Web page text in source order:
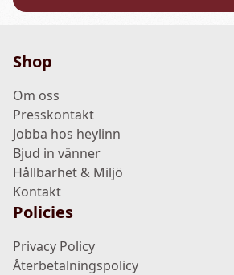
Shop
Om oss
Presskontakt
Jobba hos heylinn
Bjud in vänner
Hållbarhet & Miljö
Kontakt
Policies
Privacy Policy
Återbetalningspolicy